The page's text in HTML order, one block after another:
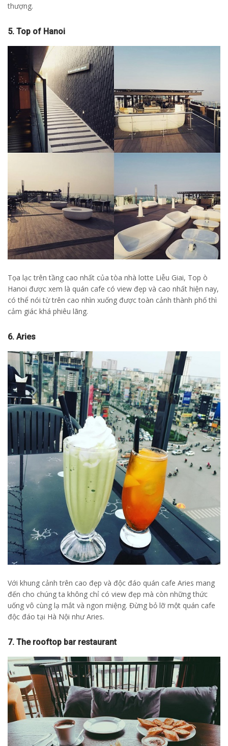
thượng.
5. Top of Hanoi
Tọa lạc trên tầng cao nhất của tòa nhà lotte Liễu Giai, Top ò
Hanoi được xem là quán cafe có view đẹp và cao nhất hiện nay,
có thể nói từ trên cao nhìn xuống được toàn cảnh thành phố thì
cảm giác khá phiêu lãng.
6. Aries
Với khung cảnh trên cao đẹp và độc đáo quán cafe Aries mang
đến cho chúng ta không chỉ có view đẹp mà còn những thức
uống vô cùng lạ mắt và ngon miệng. Đừng bỏ lỡ một quán cafe
độc đáo tại Hà Nội như Aries.
7. The rooftop bar restaurant